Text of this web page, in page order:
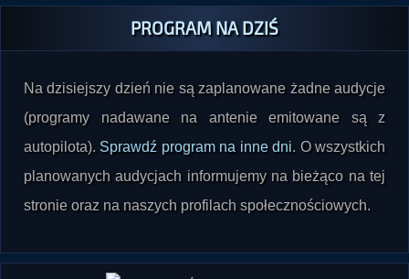
Na dzisiejszy dzień nie są zaplanowane żadne audycje
(programy nadawane na antenie emitowane są z
autopilota).
Sprawdź program na inne dni. O wszystkich
planowanych audycjach informujemy na bieżąco na tej
stronie oraz na naszych profilach społecznościowych.